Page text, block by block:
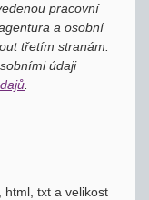
pracovní
a osobní
třetím stranám.
údaji
txt a velikost